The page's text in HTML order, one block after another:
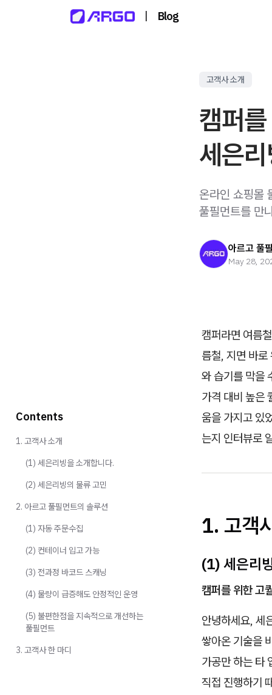
| Blog
고객사 소개
캠퍼
세은
온라인 쇼핑몰
풀필먼트를 만
아르고 풀
May 28,
캠퍼라면 여름
름철, 지면 바로
와 습기를 막을
가격 대비 높은
움을 가지고 있
는지 인터뷰로
1. 고객
(1) 세은리
캠퍼를 위한 고
안녕하세요, 세
쌓아온 기술을
가공만 하는 타
직접 진행하기
Contents
1. 고객사 소개
(1) 세은리빙을 소개합니다.
(2) 세은리빙의 물류 고민
2. 아르고 풀필먼트의 솔루션
(1) 자동 주문수집
(2) 컨테이너 입고 가능
(3) 전과정 바코드 스캐닝
(4) 물량이 급증해도 안정적인 운영
(5) 불편한점을 지속적으로 개선하는
풀필먼트
3. 고객사 한 마디